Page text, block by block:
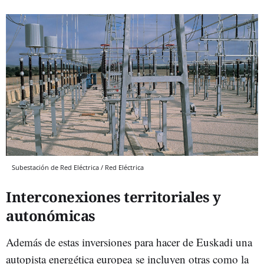
Subestación de Red Eléctrica / Red Eléctrica
Interconexiones territoriales y
autonómicas
Además de estas inversiones para hacer de Euskadi una
autopista energética europea se incluyen otras como la